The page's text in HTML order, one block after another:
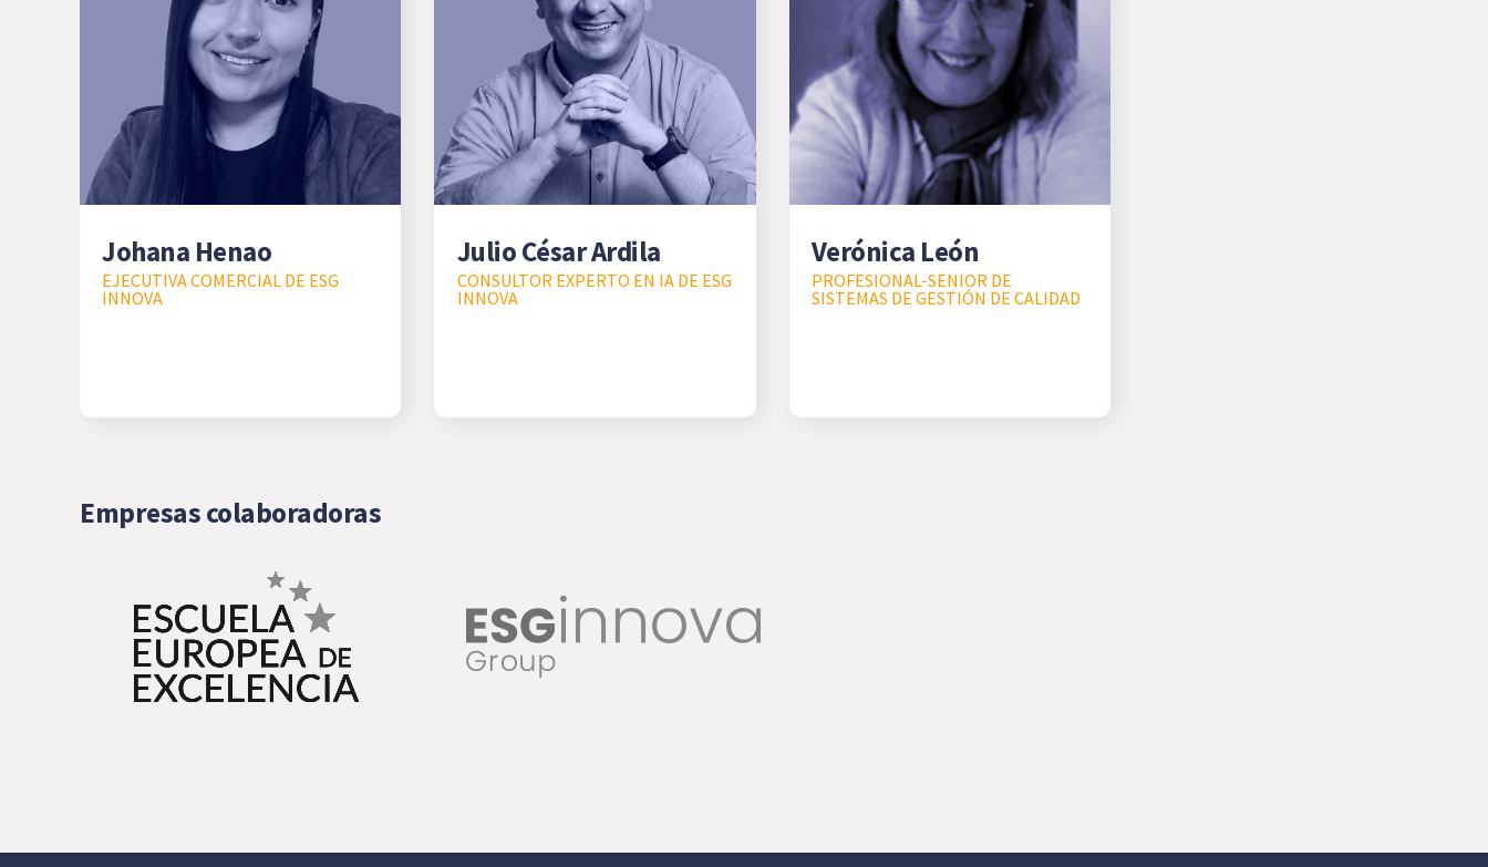
Johana Henao
EJECUTIVA COMERCIAL DE ESG
INNOVA
Julio César Ardila
CONSULTOR EXPERTO EN IA DE ESG
INNOVA
Verónica León
PROFESIONAL-SENIOR DE
SISTEMAS DE GESTIÓN DE CALIDAD
Empresas colaboradoras